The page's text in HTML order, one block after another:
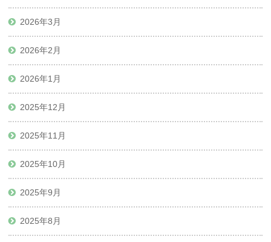
2026年3月
2026年2月
2026年1月
2025年12月
2025年11月
2025年10月
2025年9月
2025年8月